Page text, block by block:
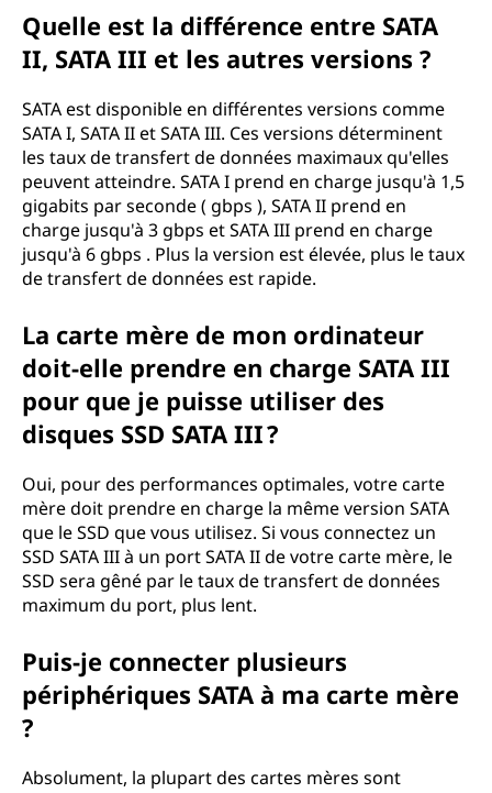
Quelle est la différence entre SATA
II, SATA III et les autres versions ?
SATA est disponible en différentes versions comme
SATA I, SATA II et SATA III. Ces versions déterminent
les taux de transfert de données maximaux qu'elles
peuvent atteindre. SATA I prend en charge jusqu'à 1,5
gigabits par seconde ( gbps ), SATA II prend en
charge jusqu'à 3 gbps et SATA III prend en charge
jusqu'à 6 gbps . Plus la version est élevée, plus le taux
de transfert de données est rapide.
La carte mère de mon ordinateur
doit-elle prendre en charge SATA III
pour que je puisse utiliser des
disques SSD SATA III ?
Oui, pour des performances optimales, votre carte
mère doit prendre en charge la même version SATA
que le SSD que vous utilisez. Si vous connectez un
SSD SATA III à un port SATA II de votre carte mère, le
SSD sera gêné par le taux de transfert de données
maximum du port, plus lent.
Puis-je connecter plusieurs
périphériques SATA à ma carte mère
?
Absolument, la plupart des cartes mères sont